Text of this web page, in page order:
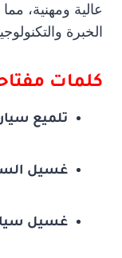
عالية ومهنية،
الخبرة
كلمات
تلميع
غسيل
غسيل